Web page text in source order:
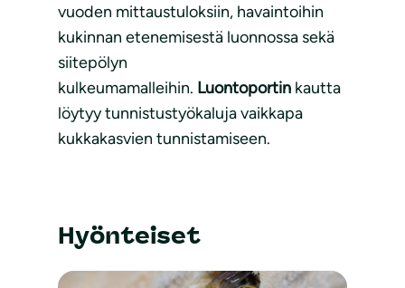
vuoden mittaustuloksiin, havaintoihin
kukinnan etenemisestä luonnossa sekä
siitepölyn
kulkeumamalleihin. Luontoportin kautta
löytyy tunnistustyökaluja vaikkapa
kukkakasvien tunnistamiseen.
Hyönteiset